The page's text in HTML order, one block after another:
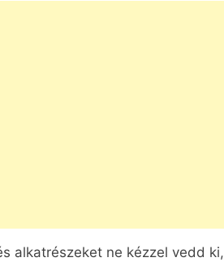
alkatrészeket ne kézzel vedd ki,